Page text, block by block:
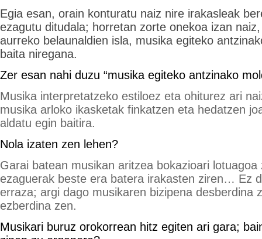
Egia esan, orain konturatu naiz nire irakasleak
ezagutu ditudala; horretan zorte onekoa izan
aurreko belaunaldien isla, musika egiteko
baita niregana.
Zer esan nahi duzu “musika egiteko antzinako
Musika interpretatzeko estiloez eta ohiturez ari
musika arloko ikasketak finkatzen eta hedatzen
aldatu egin baitira.
Nola izaten zen lehen?
Garai batean musikan aritzea bokazioari
ezaguerak beste era batera irakasten ziren… Ez
erraza; argi dago musikaren bizipena desberdina
ezberdina zen.
Musikari buruz orokorrean hitz egiten ari gara;